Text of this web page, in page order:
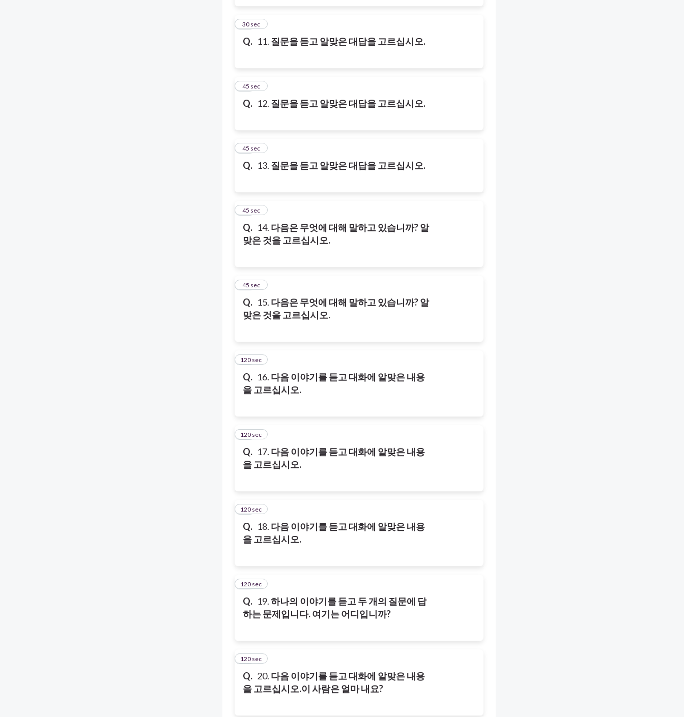
Q. 11. 질문을 듣고 알맞은 대답을 고르십시오.
11
30 sec
Q. 12. 질문을 듣고 알맞은 대답을 고르십시오.
12
45 sec
Q. 13. 질문을 듣고 알맞은 대답을 고르십시오.
13
45 sec
Q. 14. 다음은 무엇에 대해 말하고 있습니까? 알
맞은 것을 고르십시오.
14
45 sec
Q. 15. 다음은 무엇에 대해 말하고 있습니까? 알
맞은 것을 고르십시오.
15
45 sec
Q. 16. 다음 이야기를 듣고 대화에 알맞은 내용
을 고르십시오.
16
120 sec
Q. 17. 다음 이야기를 듣고 대화에 알맞은 내용
을 고르십시오.
17
120 sec
Q. 18. 다음 이야기를 듣고 대화에 알맞은 내용
을 고르십시오.
18
120 sec
Q. 19.하나의 이야기를듣고 두개의 질문에 답
하는문제입니다.여기는 어디입니까?
19
120 sec
Q. 20. 다음 이야기를 듣고 대화에 알맞은 내용
을 고르십시오.이 사람은 얼마 내요?
20
120 sec